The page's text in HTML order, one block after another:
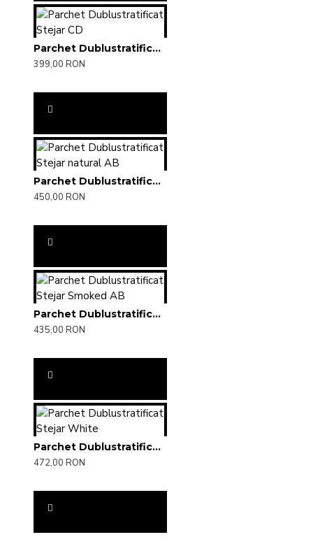
Parchet Dublustratificat Stejar CD
399,00 RON
Parchet Dublustratificat Stejar natural AB
450,00 RON
Parchet Dublustratificat Stejar Smoked AB
435,00 RON
Parchet Dublustratificat Stejar White
472,00 RON